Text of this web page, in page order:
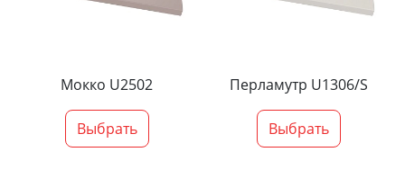
Мокко U2502
Выбрать
Перламутр U1306/S
Выбрать